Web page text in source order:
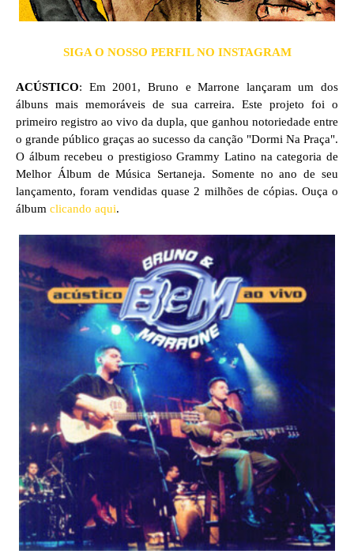
SIGA O NOSSO PERFIL NO INSTAGRAM
ACÚSTICO: Em 2001, Bruno e Marrone lançaram um dos
álbuns mais memoráveis de sua carreira. Este projeto foi o
primeiro registro ao vivo da dupla, que ganhou notoriedade entre
o grande público graças ao sucesso da canção "Dormi Na Praça".
O álbum recebeu o prestigioso Grammy Latino na categoria de
Melhor Álbum de Música Sertaneja. Somente no ano de seu
lançamento, foram vendidas quase 2 milhões de cópias. Ouça o
álbum clicando aqui.